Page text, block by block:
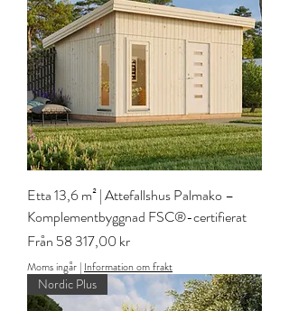
Etta 13,6 m² | Attefallshus Palmako –
Komplementbyggnad FSC®-certifierat
Från 58 317,00 kr
Reapris
Moms ingår | Information om frakt
Nordic Plus